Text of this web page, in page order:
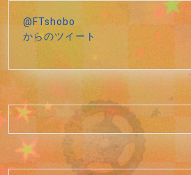
@FTshobo
からのツイート